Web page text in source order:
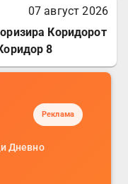
07 август 2026
Коридорот
8
Реклама
Дневно